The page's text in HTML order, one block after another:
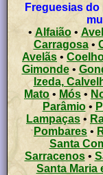
Freguesias
• Alfaião•
Carragosa•
Avelãs •
Gimonde•
Izeda,
Mato • Mós •
Parâmio•
Lampaças •
Pombares •
Santa
Sarracenos•
Santa Maria